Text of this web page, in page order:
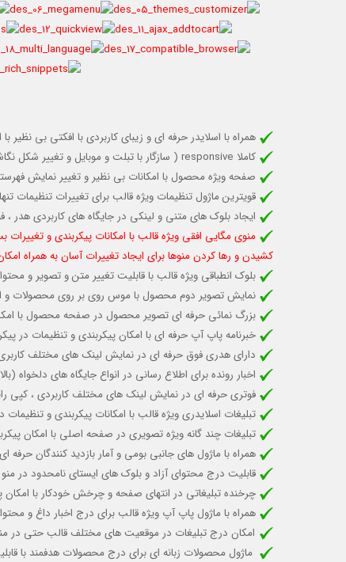
همراه با اسلایدر حرفه ای و زیبای کاربردی با افکتی بی
کاملا responsive (
سازگار با تبلت و موبایل و تغییر شکل
صفحه ویژه محصول با امکانات بی نظیر و تغییر نمایش
قویترین ماژول تنظیمات ویژه قالب برای تغییرات تنظیمات
ایجاد بلوک های متنی و لینکی در جایگاه های کاربردی
منوی مگایی افقی ویژه قالب با امکانات پیکربندی و
کشیدن و رها کردن منوها برای ایجاد تغییرات آسان به همراه
بلوک انطباقی ویژه قالب با قابلیت تغییر متن و تصویر و
نمایش تصویر دوم محصول با موس روی بر روی محصولات
بزرگ نمائی حرفه ای تصویر محصول در صفحه محصول با
خبرنامه پاپ آپ حرفه ای با امکان پیکربندی و تنظیمات در
دارای هدری فوق حرفه ای در نمایش لینک های مختلف
اخبار رونده برای اطلاع رسانی در انواع جایگاه های
فوتری حرفه ای در نمایش لینک های مختلف کاربردی ، کپی
تبلیغات اسلایدری ویژه قالب با امکانات پیکربندی و
تبلیغات چند گانه ویژه تصویری در صفحه اصلی با امکان
همراه با ماژول های جانبی بومی و آمار بازدید کنندگان
قابلیت درج محتوای آزاد و بلوک های ایستای نامحدود در
چرخنده تبلیغاتی در انتهای صفحه و چرخش خودکار با امکان
همراه با ماژول پاپ آپ ویژه قالب برای درج اخبار داغ و
امکان درج تبلیغات در موقعیت های مختلف قالب حتی در
ماژول محصولات زبانه ای برای درج محصولات هدفمند با